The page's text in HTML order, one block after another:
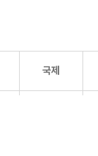
국제